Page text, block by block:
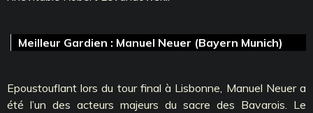
Meilleur Gardien : Manuel Neuer (Bayern Munich)
Epoustouflant lors du tour final à Lisbonne, Manuel Neuer a
été l’un des acteurs majeurs du sacre des Bavarois. Le